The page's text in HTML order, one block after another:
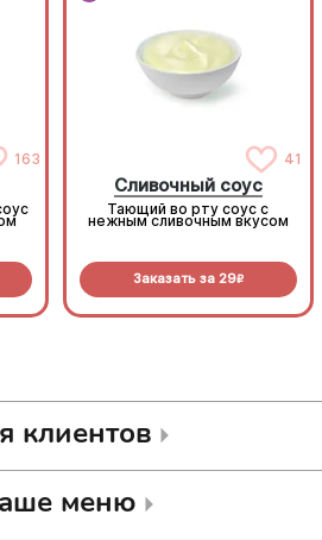
163 41
Сливочный соус
Тающий во рту соус с
нежным сливочным вкусом
Заказать за 29R
клиентов
меню